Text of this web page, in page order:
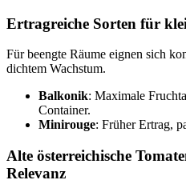
Ertragreiche Sorten für
Für beengte Räume eignen sich
dichtem Wachstum.
Balkonik: Maximale
Container.
Minirouge: Früher Ertrag,
Alte österreichische
Relevanz